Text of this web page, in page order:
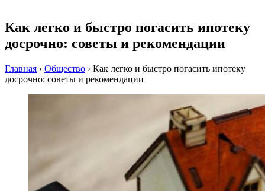
Как легко и быстро погасить ипотеку
досрочно: советы и рекомендации
Главная › Общество › Как легко и быстро погасить ипотеку
досрочно: советы и рекомендации